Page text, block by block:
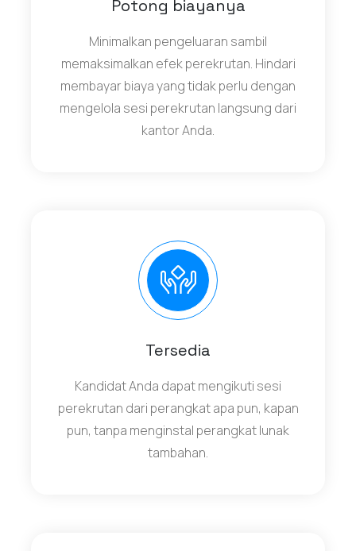
Potong biayanya
Minimalkan pengeluaran sambil
memaksimalkan efek perekrutan. Hindari
membayar biaya yang tidak perlu dengan
mengelola sesi perekrutan langsung dari
kantor Anda.
Tersedia
Kandidat Anda dapat mengikuti sesi
perekrutan dari perangkat apa pun, kapan
pun, tanpa menginstal perangkat lunak
tambahan.